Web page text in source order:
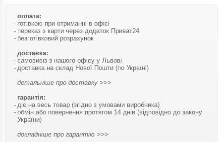
оплата:
готівкою при отриманні в офісі
переказ з карти через додаток Приват24
безготівковий розрахунок
доставка:
самовивіз з нашого офісу у Львові
доставка на склад Нової Пошти (по Україні)
детальніше про доставку >>>
гарантія:
діє на весь товар (згідно з умовами виробника)
обмін або повернення протягом 14 днів (відповідно до закону
України)
докладніше про гарантію >>>